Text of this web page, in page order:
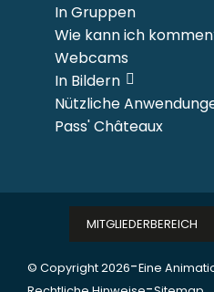
In Gruppen
Wie kann ich
Webcams
In Bildern
Nützliche
Pass' Châteaux
© Copyright 2026-Eine
MITGLIEDERBEREICH